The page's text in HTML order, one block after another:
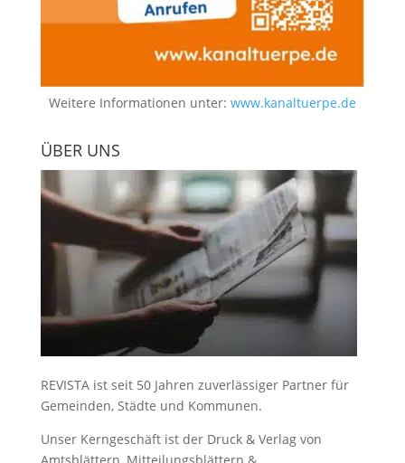
Weitere Informationen unter: www.kanaltuerpe.de
ÜBER UNS
REVISTA ist seit 50 Jahren zuverlässiger Partner für
Gemeinden, Städte und Kommunen.
Unser Kerngeschäft ist der Druck & Verlag von
Amtsblättern, Mitteilungsblättern &